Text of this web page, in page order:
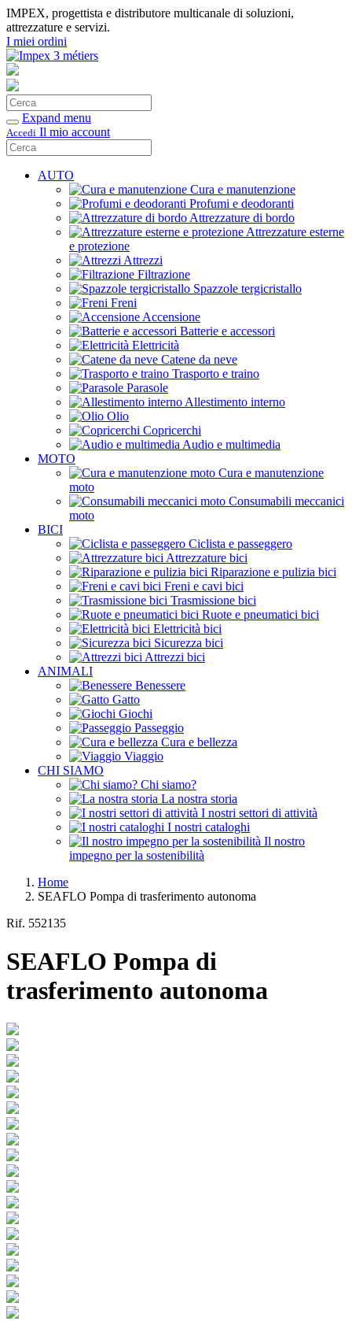
IMPEX, progettista e distributore multicanale di soluzioni,
attrezzature e servizi.
I miei ordini
Cerca
Conferma
Expand menu
Accedi Il mio account
Cerca
AUTO
Cura e manutenzione
Profumi e deodoranti
Attrezzature di bordo
Attrezzature esterne
e protezione
Attrezzi
Filtrazione
Spazzole tergicristallo
Freni
Accensione
Batterie e accessori
Elettricità
Catene da neve
Trasporto e traino
Parasole
Allestimento interno
Olio
Copricerchi
Audio e multimedia
MOTO
Cura e manutenzione
moto
Consumabili meccanici
moto
BICI
Ciclista e passeggero
Attrezzature bici
Riparazione e pulizia bici
Freni e cavi bici
Trasmissione bici
Ruote e pneumatici bici
Elettricità bici
Sicurezza bici
Attrezzi bici
ANIMALI
Benessere
Gatto
Giochi
Passeggio
Cura e bellezza
Viaggio
CHI SIAMO
Chi siamo?
La nostra storia
I nostri settori di attività
I nostri cataloghi
Il nostro
impegno per la sostenibilità
Home
SEAFLO Pompa di trasferimento autonoma
Rif. 552135
SEAFLO Pompa di
trasferimento autonoma